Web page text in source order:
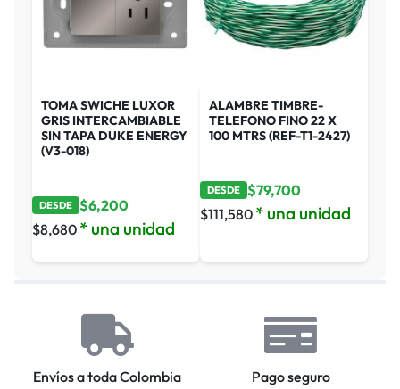
TOMA SWICHE LUXOR
GRIS INTERCAMBIABLE
SIN TAPA DUKE ENERGY
(V3-018)
DESDE $6,200
$8,680 * una unidad
ALAMBRE TIMBRE-
TELEFONO FINO 22 X
100 MTRS (REF-T1-2427)
DESDE $79,700
$111,580 * una unidad
Envíos a toda Colombia Pago seguro